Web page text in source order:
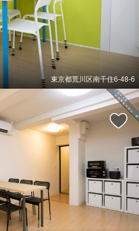
東京都荒川区南千住6-48-6